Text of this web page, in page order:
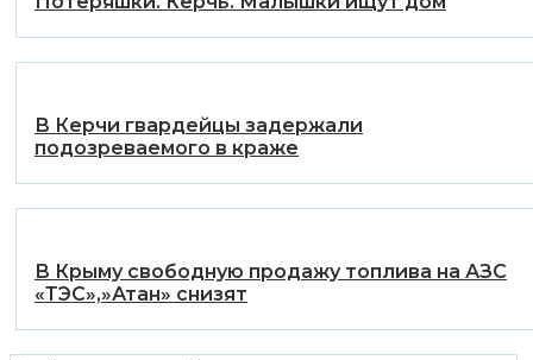
В Керчи гвардейцы задержали
подозреваемого в краже
В Крыму свободную продажу топлива на АЗС
«ТЭС»,»Атан» снизят